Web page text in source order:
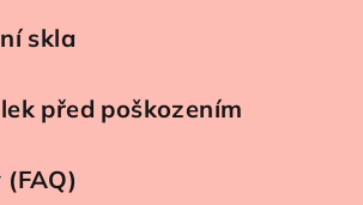
skla
před poškozením